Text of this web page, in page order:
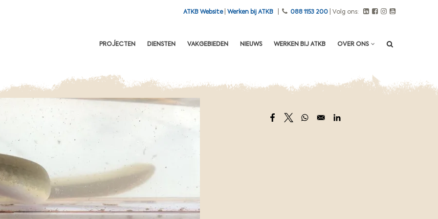
ATKB Website| Werken bij ATKB 088 1153 200 | Volg ons:
PROJECTEN DIENSTEN VAKGEBIEDEN NIEUWS WERKEN BIJ ATKB OVER ONS
Opens in a new window
Opens in a new window
Opens in a new window
Opens in a new window